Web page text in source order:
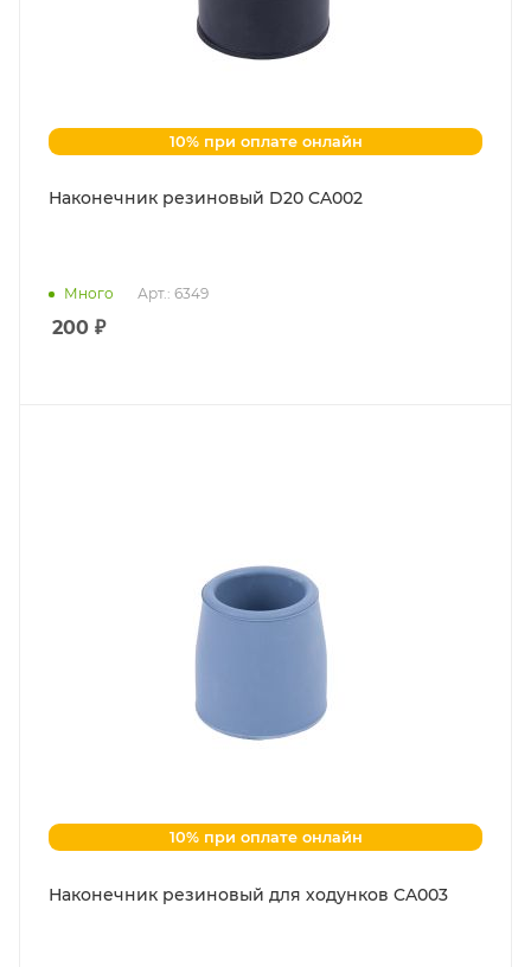
10% при оплате онлайн
Наконечник резиновый D20 CA002
Много Арт.: 6349
200 ₽
10% при оплате онлайн
Наконечник резиновый для ходунков CA003